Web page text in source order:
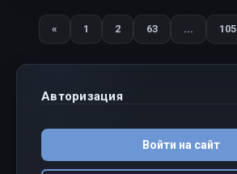
«Назад1 2 63 ... 105
Авторизация
Войти на сайт